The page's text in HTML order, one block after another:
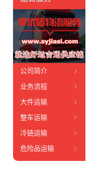
公司简介
业务流程
大件运输
整车运输
冷链运输
危险品运输